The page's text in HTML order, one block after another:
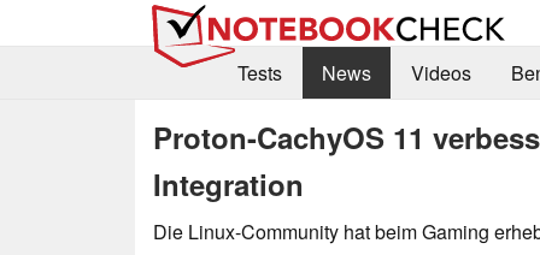
Tests News Videos
Proton-CachyOS 11
Integration
Die Linux-Community hat beim Gaming